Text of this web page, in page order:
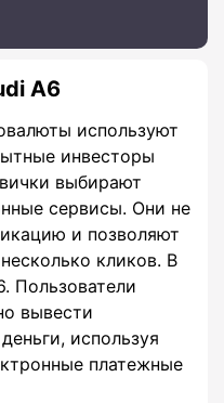
A6
используют
инвесторы
выбирают
сервисы. Они не
и позволяют
кликов. В
Пользователи
вывести
используя
платежные